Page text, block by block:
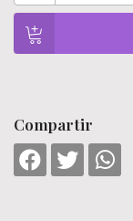
Compartir